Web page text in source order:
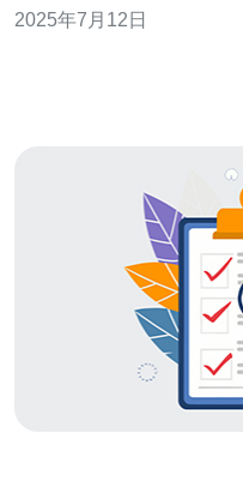
多，如何找到最佳的VPS
2025年7月12日